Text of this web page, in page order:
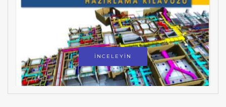
İNCELEYİN